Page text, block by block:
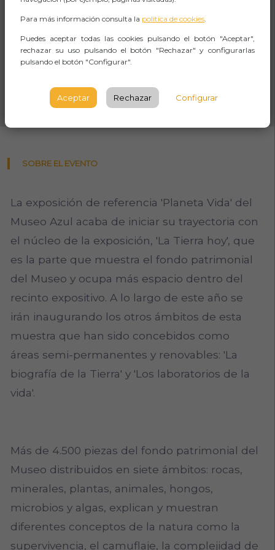
SOBRE EL EVENTO
La exposición de referencia 'Planeta Vida' del
Museo Azul acaba de iniciar su trayectoria con
el núcleo de la exposición, 'La Tierra hoy', que
es la parte que muestra el fondo patrimonial
del Museo y ocupa más espacio dentro del
recinto expositivo. A lo largo de este año se
irán inaugurando los otros ámbitos de esta
muestra que han sido concebidos como
áreas semi-permanentes y renovables: 'La
biografía de la Tierra' y 'Los laboratorios de la
vida'.
Más de 4.500 piezas del fondo patrimonial del
Museo distribuidos en siete ámbitos: rocas,
minerales, plantas, animales, hongos,
microbios y algas, explican y muestran
diferentes conceptos de la natura como la
supervivencia, el camuflaje, la complejidad de
Para más información consulta la política de cookies.
Puedes aceptar todas las cookies pulsando el botón "Aceptar",
rechazar su uso pulsando el botón "Rechazar" y configurarlas
pulsando el botón "Configurar".
Aceptar Rechazar Configurar